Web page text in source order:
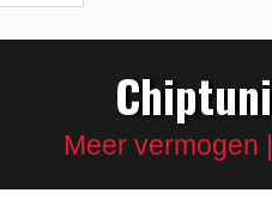
Meer vermogen